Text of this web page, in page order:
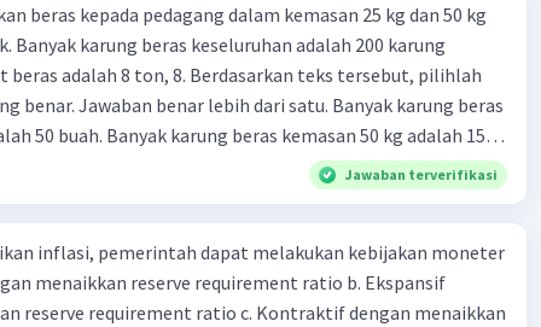
beras kepada pedagang dalam kemasan 25 kg dan 50 kg
Banyak karung beras keseluruhan adalah 200 karung
adalah 8 ton, 8. Berdasarkan teks tersebut, pilihlah
benar. Jawaban benar lebih dari satu. Banyak karung beras
50 buah. Banyak karung beras kemasan 50 kg adalah 150
dalam kemasan 25 kg adalah 2 ton. Perbandingan berat
kg dan 50 kg dalam truk adalah 1: 3. 9. Berdasarkan teks
biaya angkut semua beras yang harus dibayar oleh Bu
C. Rp2.312.000 B. Rp2.475.000 D. Rp2.280.000
Jawaban terverifikasi
inflasi, pemerintah dapat melakukan kebijakan moneter
menaikkan reserve requirement ratio b. Ekspansif
reserve requirement ratio c. Kontraktif dengan menaikkan